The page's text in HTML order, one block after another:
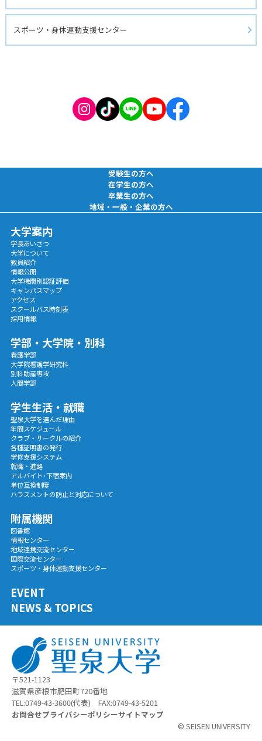
スポーツ・身体運動支援センター
受験生の方へ
在学生の方へ
卒業生の方へ
地域・一般・企業の方へ
大学案内
学長あいさつ
大学について
教員紹介
情報公開
大学機関別認証評価
キャンパスマップ
アクセス
スクールバス時刻表
採用情報
学部・大学院・別科
看護学部
大学院看護学研究科
別科助産専攻
人間学部
学生生活・就職
聖泉大学を選んだ理由
年間スケジュール
クラブ・サークルの紹介
各種証明書の発行
学修支援システム
就職・進路
アルバイト･下宿案内
単位互換制度
ハラスメントの防止と対応について
附属機関
図書館
情報センター
地域連携交流センター
国際交流センター
スポーツ・身体運動支援センター
EVENT
NEWS & TOPICS
〒521-1123
滋賀県彦根市肥田町720番地
TEL:0749-43-3600(代表) FAX:0749-43-5201
お問合せプライバシーポリシーサイトマップ
© SEISEN UNIVERSITY